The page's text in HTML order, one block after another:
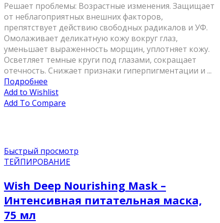
Решает проблемы: Возрастные изменения. Защищает
от неблагоприятных внешних факторов,
препятствует действию свободных радикалов и УФ.
Омолаживает деликатную кожу вокруг глаз,
уменьшает выраженность морщин, уплотняет кожу.
Осветляет темные круги под глазами, сокращает
отечность. Снижает признаки гиперпигментации и ...
Подробнее
Add to Wishlist
Add To Compare
Быстрый просмотр
ТЕЙПИРОВАНИЕ
Wish Deep Nourishing Mask –
Интенсивная питательная маска,
75 мл